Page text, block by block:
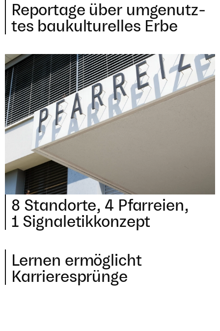
Repor­tage über umge­nutz­
tes bau­kul­tu­rel­les Erbe
8 Stand­orte, 4 Pfar­reien,
1Signaletik­konzept
Lernen ermög­licht
Karrieresprünge